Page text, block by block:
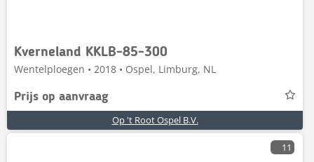
Kverneland KKLB-85-300
Wentelploegen • 2018 • Ospel, Limburg, NL
Prijs op aanvraag
Op 't Root Ospel B.V.
11